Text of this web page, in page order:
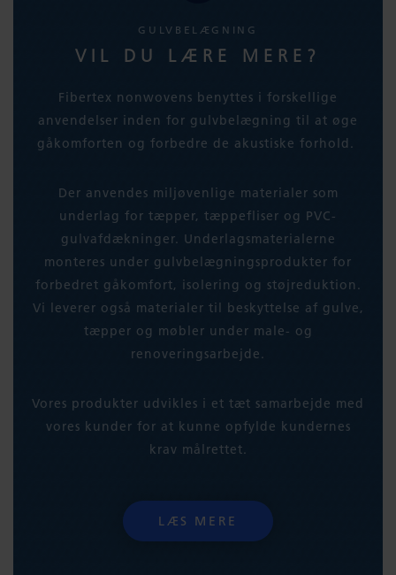
GULVBELÆGNING
VIL DU LÆRE MERE?
Fibertex nonwovens benyttes i forskellige
anvendelser inden for gulvbelægning til at øge
gåkomforten og forbedre de akustiske forhold.
Der anvendes miljøvenlige materialer som
underlag for tæpper, tæppefliser og PVC-
gulvafdækninger. Underlagsmaterialerne
monteres under gulvbelægningsprodukter for
forbedret gåkomfort, isolering og støjreduktion.
Vi leverer også materialer til beskyttelse af gulve,
tæpper og møbler under male- og
renoveringsarbejde.
Vores produkter udvikles i et tæt samarbejde med
vores kunder for at kunne opfylde kundernes
krav målrettet.
LÆS MERE